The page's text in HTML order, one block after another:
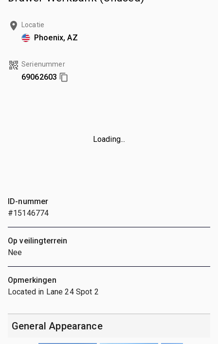
Locatie
Phoenix, AZ
Serienummer
69062603
Loading...
ID-nummer
#15146774
Op veilingterrein
Nee
Opmerkingen
Located in Lane 24 Spot 2
General Appearance